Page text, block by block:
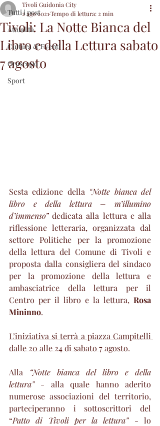
Tutti i post
Attualità
Cultura & Eventi
Oroscopo
Sport
Tivoli: La Notte Bianca del
Libro e della Lettura sabato
7 agosto
Tivoli Guidonia City
2 ago 2021 Tempo di lettura: 2 min
Sesta edizione della “Notte bianca del
libro e della lettura – m’illumino
d’immenso” dedicata alla lettura e alla
riflessione letteraria, organizzata dal
settore Politiche per la promozione
della lettura del Comune di Tivoli e
proposta dalla consigliera del sindaco
per la promozione della lettura e
ambasciatrice della lettura per il
Centro per il libro e la lettura, Rosa
Mininno.
L’iniziativa si terrà a piazza Campitelli
dalle 20 alle 24 di sabato 7 agosto.
Alla “Notte bianca del libro e della
lettura” - alla quale hanno aderito
numerose associazioni del territorio,
parteciperanno i sottoscrittori del
“Patto di Tivoli per la lettura” - lo